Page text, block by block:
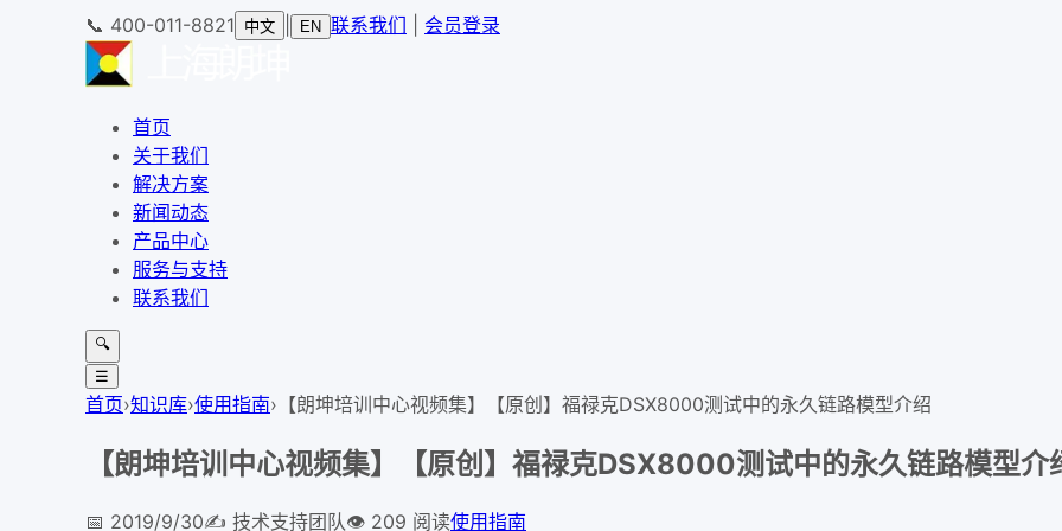
📞 400-011-8821 中文 EN 联系我们 会员登录
首页
关于我们
解决方案
新闻动态
产品中心
服务与支持
联系我们
🔍
☰
首页›知识库›使用指南› 【朗坤培训中心视频集】【原创】福禄克DSX8000测试中的永久链路模型介绍
【朗坤培训中心视频集】【原创】福禄克DSX8000测试中的永久链路模型介
📅 2019/9/30✍️ 技术支持团队👁 209 阅读使用指南